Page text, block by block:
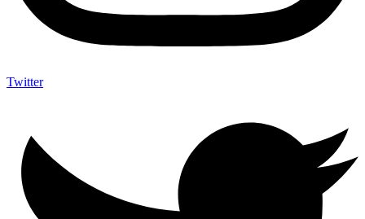
Twitter